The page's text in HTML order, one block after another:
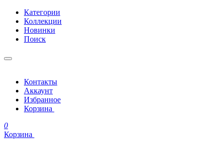
Категории
Коллекции
Новинки
Поиск
Контакты
Аккаунт
Избранное
Корзина
0
Корзина